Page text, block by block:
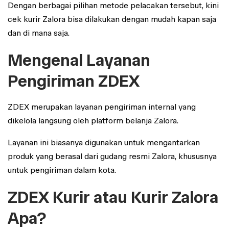
Dengan berbagai pilihan metode pelacakan tersebut, kini
cek kurir Zalora bisa dilakukan dengan mudah kapan saja
dan di mana saja.
Mengenal Layanan
Pengiriman ZDEX
ZDEX merupakan layanan pengiriman internal yang
dikelola langsung oleh platform belanja Zalora.
Layanan ini biasanya digunakan untuk mengantarkan
produk yang berasal dari gudang resmi Zalora, khususnya
untuk pengiriman dalam kota.
ZDEX Kurir atau Kurir Zalora
Apa?